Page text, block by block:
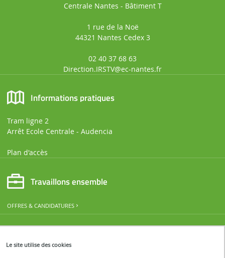
Le site utilise des cookies
Centrale Nantes - Bâtiment T
1 rue de la Noë
44321 Nantes Cedex 3
02 40 37 68 63
Direction.IRSTV@ec-nantes.fr
Informations pratiques
Tram ligne 2
Arrêt Ecole Centrale - Audencia
Plan d'accès
Travaillons ensemble
OFFRES & CANDIDATURES